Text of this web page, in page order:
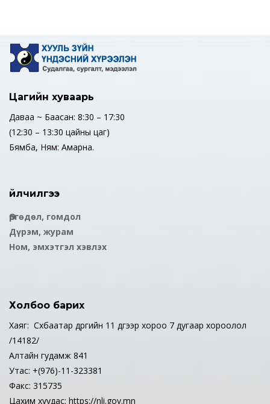
Цагийн хуваарь
Даваа ~ Баасан: 8:30 – 17:30
(12:30 – 13:30 цайны цаг)
Бямба, Ням: Амарна.
Үйлчилгээ
Өргөдөл, гомдол
Дүрэм, журам
Ном, эмхэтгэл хэвлэх
Холбоо барих
Хаяг: Сүхбаатар дүүргийн 11 дүгээр хороо 7 дугаар хороолол
/14182/
Алтайн гудамж 841
Утас: +(976)-11-323381
Факс: 315735
Цахим хуудас: https://nli.gov.mn